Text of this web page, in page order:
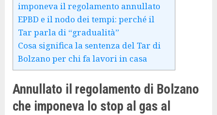
imponeva il regolamento annullato
EPBD e il nodo dei tempi: perché il
Tar parla di “gradualità”
Cosa significa la sentenza del Tar di
Bolzano per chi fa lavori in casa
Annullato il regolamento di Bolzano
che imponeva lo stop al gas al